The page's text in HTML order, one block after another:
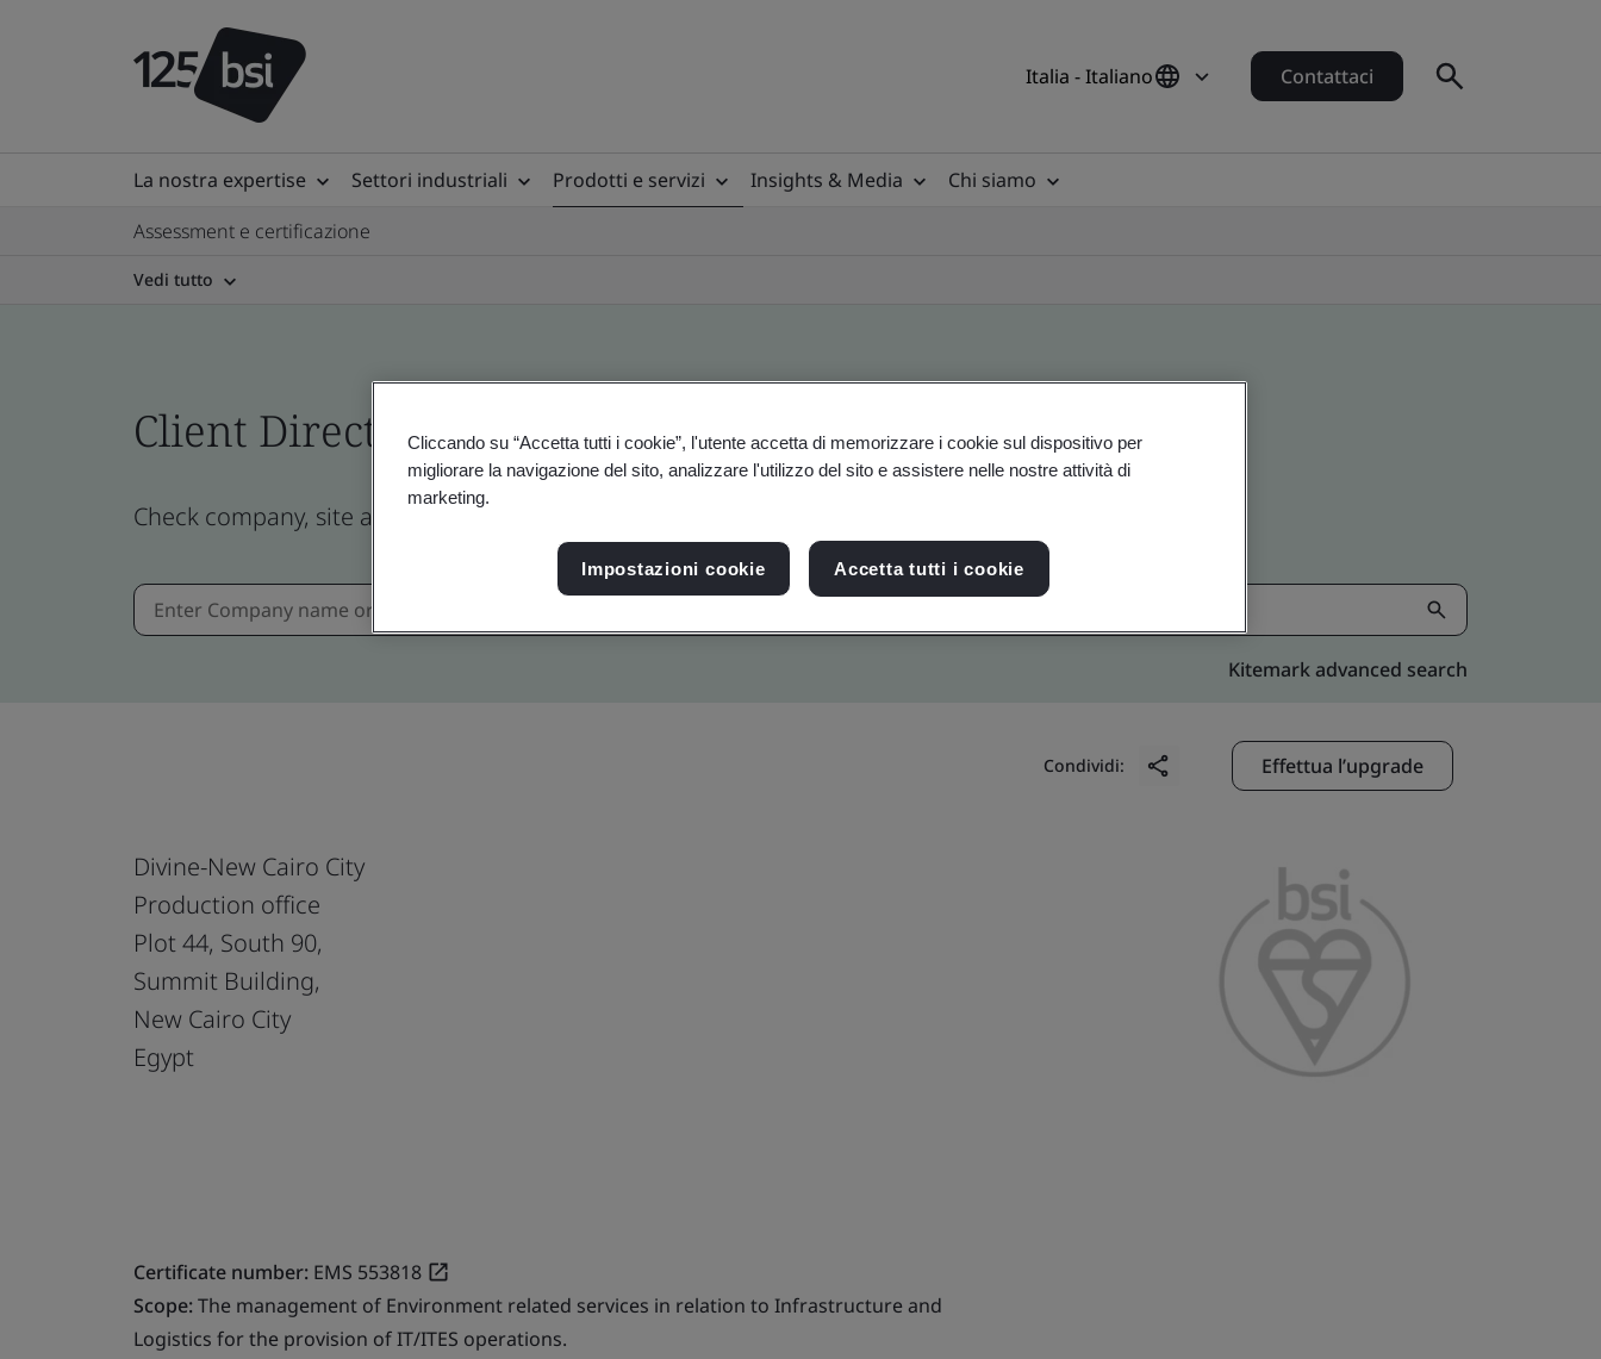
Italia - Italiano Contattaci
La nostra expertise Settori industriali Prodotti e servizi Insights & Media
Chi siamo
Assessment e certificazione
Vedi tutto
Client Directory profile
Check company, site and product certificates - Validation and Verification
Kitemark advanced search
Condividi: Effettua l’upgrade
Divine-New Cairo City
Production office
Plot 44, South 90,
Summit Building,
New Cairo City
Egypt
Certificate number: EMS 553818
Scope:The management of Environment related services in relation to Infrastructure and
Logistics for the provision of IT/ITES operations.
Cliccando su “Accetta tutti i cookie”, l'utente accetta di memorizzare i cookie sul dispositivo per
migliorare la navigazione del sito, analizzare l'utilizzo del sito e assistere nelle nostre attività di
marketing.
Impostazioni cookie Accetta tutti i cookie